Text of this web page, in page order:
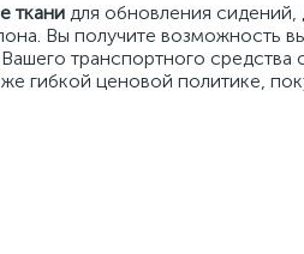
ткани для обновления сидений,
Вы получите возможность
транспортного средства
гибкой ценовой политике,